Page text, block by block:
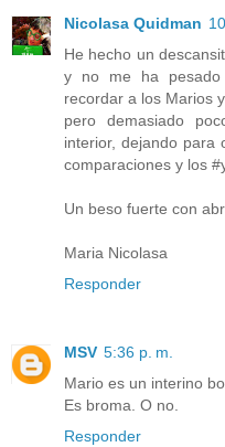
Nicolasa Quidman
He hecho un
y no me ha pesado
recordar a los Marios
pero demasiado
interior, dejando para
comparaciones y los
Un beso fuerte con
Maria Nicolasa
Responder
MSV 5:36 p. m.
Mario es un interino
Es broma. O no.
Responder